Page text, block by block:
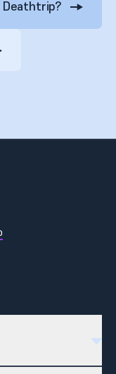
Deathtrip?